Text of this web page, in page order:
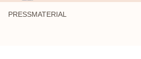
PRESSMATERIAL